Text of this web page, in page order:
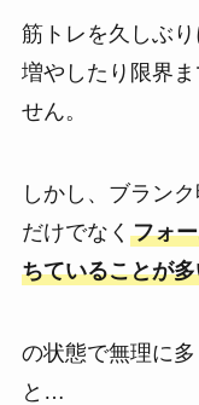
筋トレを久しぶ
増やしたり限界
せん。
しかし、ブラン
だけでなく フォ
ちていることが
の状態で無理に
と…